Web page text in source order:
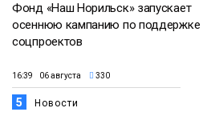
Фонд «Наш Норильск» запускает
осеннюю кампанию по поддержке
соцпроектов
16:39 06 августа 330
5 Новости